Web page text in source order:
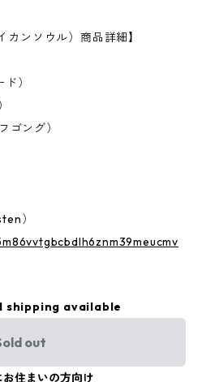
カンソウル）商品詳細】
）
ゴング）
）
available
out
お住まいの方向け